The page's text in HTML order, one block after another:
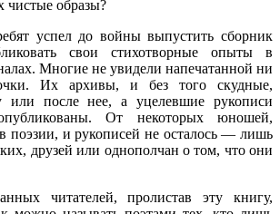
чистые образы?
успел до войны выпустить сборник
свои стихотворные опыты в
Многие не увидели напечатанной ни
Их архивы, и без того скудные,
или после нее, а уцелевшие рукописи
От некоторых юношей,
поэзии, и рукописей не осталось — лишь
друзей или однополчан о том, что они
читателей, пролистав эту книгу,